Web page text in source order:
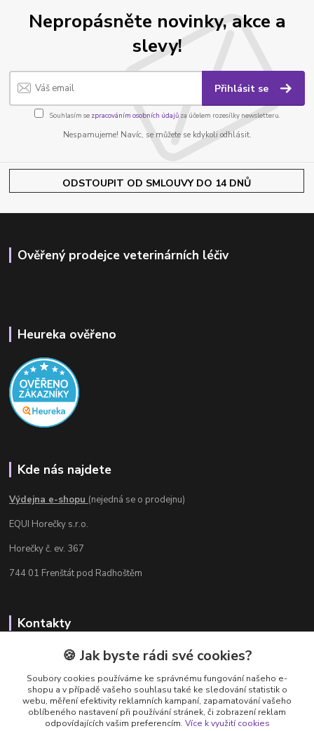
Nepropásněte novinky, akce a
slevy!
Přihlásit se
Souhlasím se zpracováním osobních údajůza účelem rozesílky newsletteru.
Nespamujeme! Navíc, se můžete se kdykoli odhlásit.
ODSTOUPIT OD SMLOUVY DO 14 DNŮ
Ověřený prodejce veterinárních léčiv
Heureka ověřeno
Kde nás najdete
Výdejna e-shopu (nejedná se o prodejnu)
EQUI Horečky s.r.o.
Horečky č. ev. 367
744 01 Frenštát pod Radhoštěm
Kontakty
Radka Chamrádová
+420 737 484 708
Výdejna e-shopu: Po-Ne, 8-20 hod.
info@equi-horecky.cz
🍪 Jak byste rádi své cookies?
Soubory cookies používáme ke správnému fungování našeho e-
shopu a v případě vašeho souhlasu také ke sledování statistik o
webu, měření efektivity reklamních kampaní, zapamatování vašeho
oblíbeného nastavení při používání stránek, či zobrazení reklam
odpovídajících vašim preferencím. Více k využití cookies